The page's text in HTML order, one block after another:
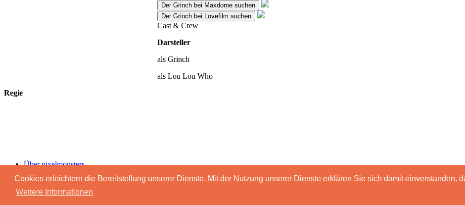
Cookies erleichtern die Bereitstellung unserer Dienste. Mit der Nutzung unserer Dienste erklären Sie sich damit einverstanden,
Weitere Informationen
Der Grinch bei Maxdome suchen
Der Grinch bei Lovefilm suchen
Cast & Crew
Darsteller
als Grinch
als Lou Lou Who
Regie
Über pixelmonsters
Impressum & Datenschutz
Advertising